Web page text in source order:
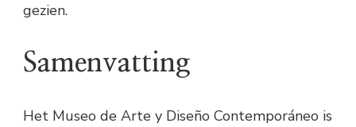
gezien.
Samenvatting
Het Museo de Arte y Diseño Contemporáneo is